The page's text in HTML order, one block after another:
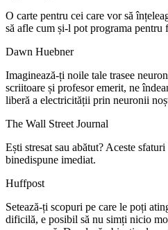
O carte pentru cei care vor să
să afle cum și-l pot programa pentru
Dawn Huebner
Imaginează-ți noile tale trasee
scriitoare și profesor emerit, ne
liberă a electricității prin neuronii
The Wall Street Journal
Ești stresat sau abătut? Aceste
binedispune imediat.
Huffpost
Setează-ți scopuri pe care le poți
dificilă, e posibil să nu simți nicio